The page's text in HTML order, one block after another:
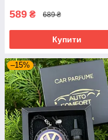
589 ₴ 689 ₴
Купити
–15%